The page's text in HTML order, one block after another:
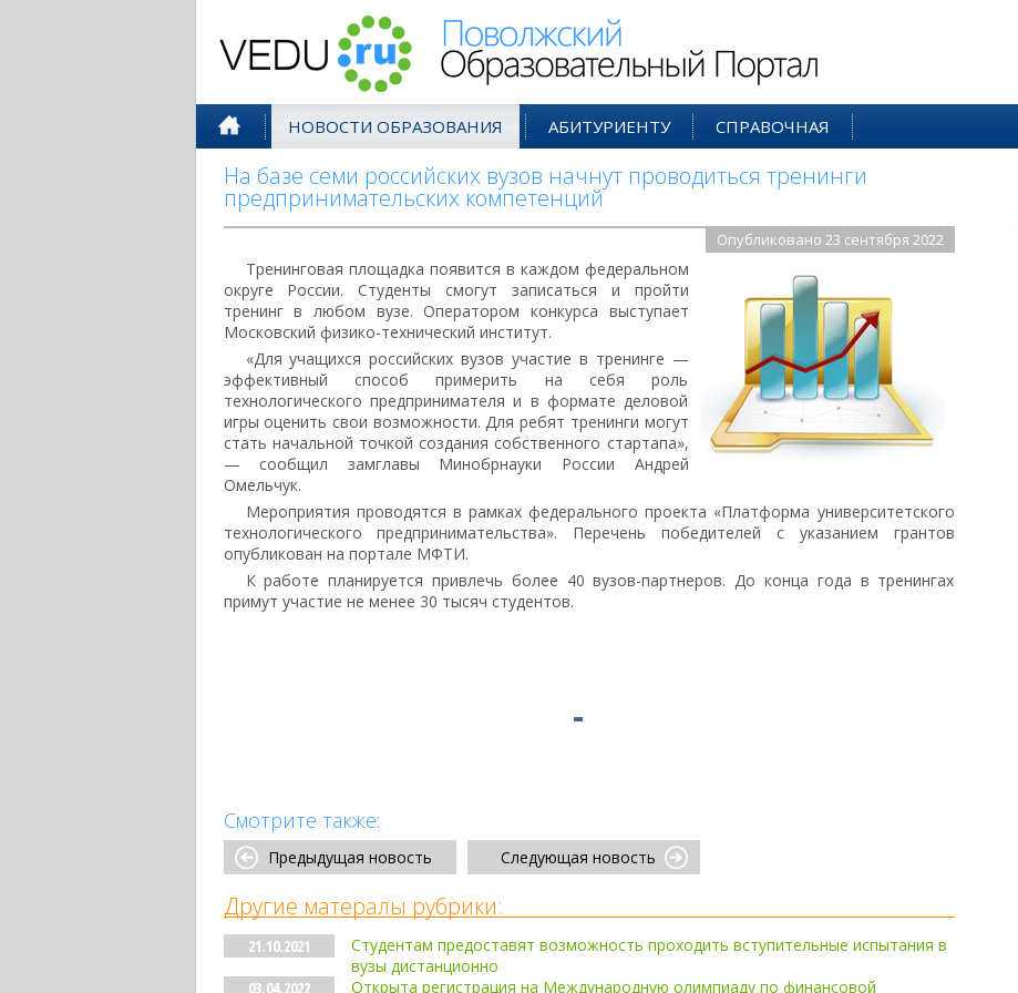
НОВОСТИ ОБРАЗОВАНИЯ АБИТУРИЕНТУ СПРАВОЧНАЯ
На базе семи российских вузов начнут проводиться тренинги
предпринимательских компетенций
Опубликовано 23 сентября 2022
Тренинговая площадка появится в каждом федеральном
округе России. Студенты смогут записаться и пройти
тренинг в любом вузе. Оператором конкурса выступает
Московский физико-технический институт.
«Для учащихся российских вузов участие в тренинге —
эффективный способ примерить на себя роль
технологического предпринимателя и в формате деловой
игры оценить свои возможности. Для ребят тренинги могут
стать начальной точкой создания собственного стартапа»,
— сообщил замглавы Минобрнауки России Андрей
Омельчук.
Мероприятия проводятся в рамках федерального проекта «Платформа университетского
технологического предпринимательства». Перечень победителей с указанием грантов
опубликован на портале МФТИ.
К работе планируется привлечь более 40 вузов-партнеров. До конца года в тренингах
примут участие не менее 30 тысяч студентов.
Смотрите также:
Предыдущая новость Следующая новость
Другие матералы рубрики:
21.10.2021
Студентам предоставят возможность проходить вступительные испытания в
вузы дистанционно
03.04.2022
Открыта регистрация на Международную олимпиаду по финансовой